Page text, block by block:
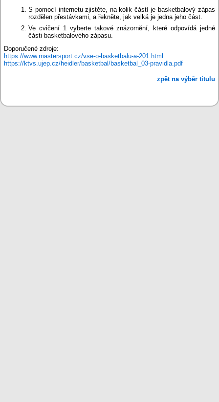
S pomocí internetu zjistěte, na kolik částí je basketbalový zápas
rozdělen přestávkami, a řekněte, jak velká je jedna jeho část.
Ve cvičení 1 vyberte takové znázornění, které odpovídá jedné
části basketbalového zápasu.
Doporučené zdroje:
https://www.mastersport.cz/vse-o-basketbalu-a-201.html
https://ktvs.ujep.cz/heidler/basketbal/basketbal_03-pravidla.pdf
zpět na výběr titulu